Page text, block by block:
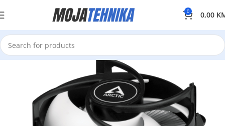
0 0,00